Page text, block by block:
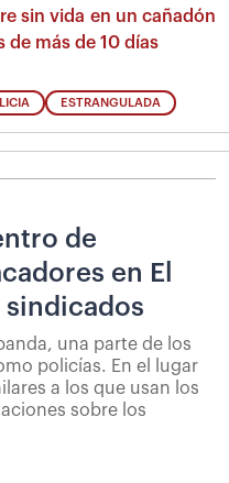
sin vida en un cañadón
de más de 10 días
ESTRANGULADA
de
en El
sindicados
una parte de los
policías. En el lugar
a los que usan los
sobre los